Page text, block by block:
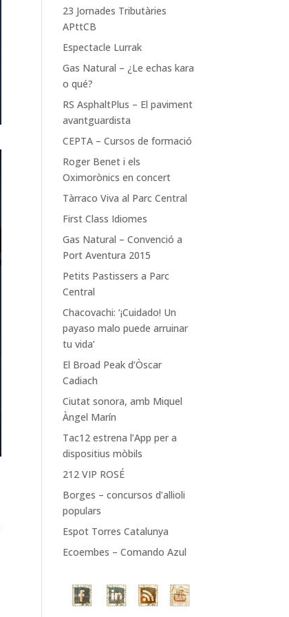
23 Jornades Tributàries
APttCB
Espectacle Lurrak
Gas Natural – ¿Le echas kara
o qué?
RS AsphaltPlus – El paviment
avantguardista
CEPTA – Cursos de formació
Roger Benet i els
Oximorònics en concert
Tàrraco Viva al Parc Central
First Class Idiomes
Gas Natural – Convenció a
Port Aventura 2015
Petits Pastissers a Parc
Central
Chacovachi: ‘¡Cuidado! Un
payaso malo puede arruinar
tu vida’
El Broad Peak d’Òscar
Cadiach
Ciutat sonora, amb Miquel
Àngel Marín
Tac12 estrena l’App per a
dispositius mòbils
212 VIP ROSÉ
Borges – concursos d’allioli
populars
Espot Torres Catalunya
Ecoembes – Comando Azul